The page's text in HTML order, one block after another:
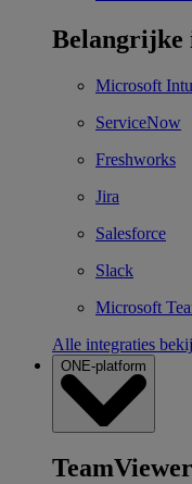
Belangrijke
Microsoft
ServiceNow
Freshworks
Jira
Salesforce
Slack
Microsoft
Alle integraties
ONE-platform